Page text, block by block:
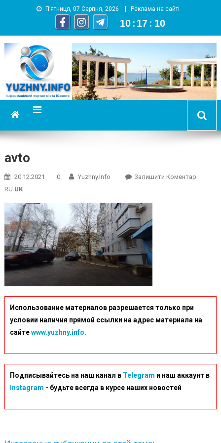
П’ятниця, 07 Серпня, 2026 Реклама на сайті
10 : 17 : 11
YUZHNY.INFO
информационный портал города Южный
avto
20.12.2021 0 Yuzhny.info Залишити КоментарOn
RU UK
Использование материалов разрешается только при
условии наличия прямой ссылки на адрес материала на
сайтеwww.yuzhny.info.
Подписывайтесь на наш канал в Telegram и наш аккаунт в
Instagram - будьте всегда в курсе наших новостей